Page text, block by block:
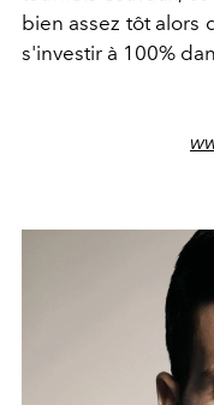
bien assez tôt alors
s'investir à 100%